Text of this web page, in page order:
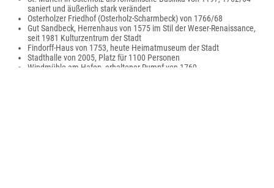
saniert und äußerlich stark verändert
Osterholzer Friedhof (Osterholz-Scharmbeck) von 1766/68
Gut Sandbeck, Herrenhaus von 1575 im Stil der Weser-Renaissance,
seit 1981 Kulturzentrum der Stadt
Findorff-Haus von 1753, heute Heimatmuseum der Stadt
Stadthalle von 2005, Platz für 1100 Personen
Windmühle am Hafen, erhaltener Rumpf von 1769